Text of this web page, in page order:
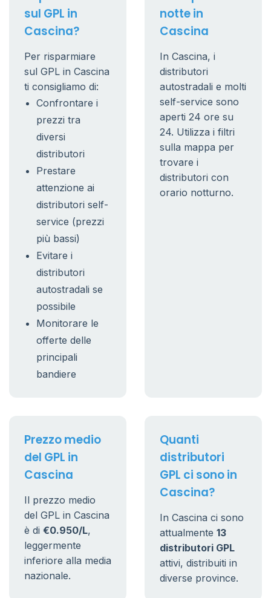
sul GPL in
Cascina?
Per risparmiare
sul GPL in Cascina
ti consigliamo di:
Confrontare i
prezzi tra
diversi
distributori
Prestare
attenzione ai
distributori self-
service (prezzi
più bassi)
Evitare i
distributori
autostradali se
possibile
Monitorare le
offerte delle
principali
bandiere
notte in
Cascina
In Cascina, i
distributori
autostradali e molti
self-service sono
aperti 24 ore su
24. Utilizza i filtri
sulla mappa per
trovare i
distributori con
orario notturno.
Prezzo medio
del GPL in
Cascina
Il prezzo medio
del GPL in Cascina
è di €0.950/L,
leggermente
inferiore alla media
nazionale.
Quanti
distributori
GPL ci sono in
Cascina?
In Cascina ci sono
attualmente 13
distributori GPL
attivi, distribuiti in
diverse province.